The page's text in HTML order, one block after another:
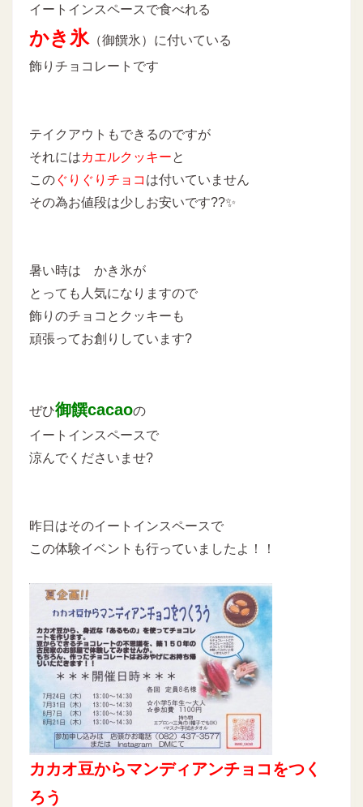
イートインスペースで食べれる
かき氷（御饌氷）に付いている
飾りチョコレートです
テイクアウトもできるのですが
それにはカエルクッキーと
このぐりぐりチョコ は付いていません
その為お値段は少しお安いです??✨
暑い時は かき氷が
とっても人気になりますので
飾りのチョコとクッキーも
頑張ってお創りしています?
ぜひ御饌cacaoの
イートインスペースで
涼んでくださいませ?
昨日はそのイートインスペースで
この体験イベントも行っていましたよ！！
カカオ豆からマンディアンチョコをつく
ろう